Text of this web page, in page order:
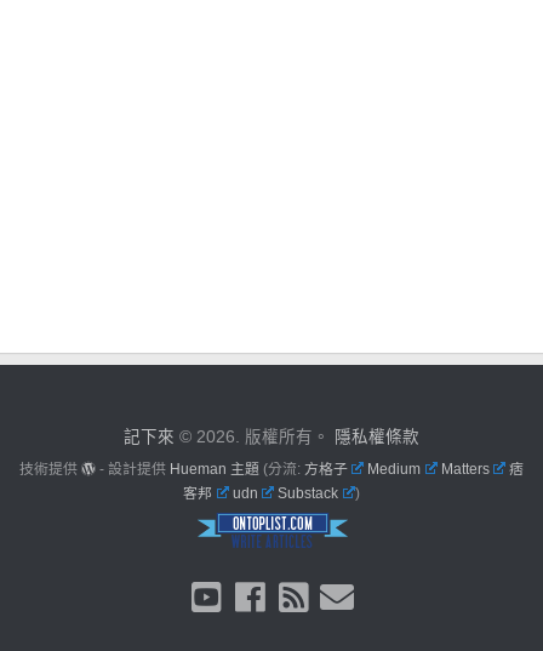
記下來 © 2026. 版權所有。 隱私權條款
技術提供 - 設計提供 Hueman 主題 (分流: 方格子 Medium Matters
痞
客邦
udn Substack )